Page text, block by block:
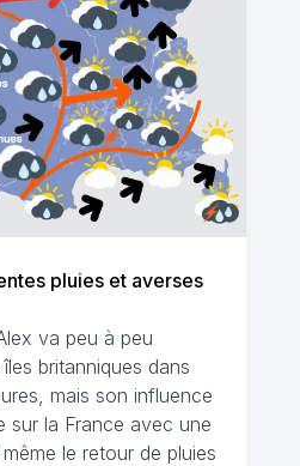
pluies et averses
va peu à peu
britanniques dans
mais son influence
sur la France avec une
le retour de pluies